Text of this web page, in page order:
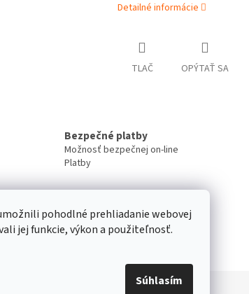
pohodlné prehliadanie webovej
jej funkcie, výkon a použiteľnosť.
Súhlasím
Detailné informácie
TLAČ OPÝTAŤ SA
Bezpečné platby
Možnosť bezpečnej on-line
Platby
....